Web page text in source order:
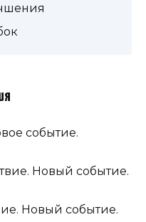
событие.
Новый событие.
Новый событие.